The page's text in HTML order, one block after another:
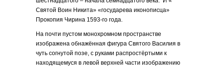
Святой Воин Никита» «государева иконописца»
Прокопия Чирина 1593-го года.
На почти пустом монохромном пространстве
изображена обнажённая фигура Святого Василия в
чуть согнутой позе, с руками распростёртыми к
находящемуся в левой верхней части изображению